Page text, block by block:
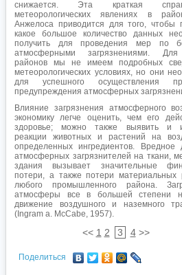
снижается. Эта краткая
метеорологических явлениях в
Анжелоса приводится для того, чтобы
какое большое количество данных
получить для проведения мер по
атмосферными загрязнениями.
районов мы не имеем подробных
метеорологических условиях, но они
для успешного осуществления
предупреждения атмосферных
Влияние загрязнения атмосферного
экономику легче оценить, чем его
здоровье; можно также выявить и
реакции животных и растений на
определенных ингредиентов. Вредное
атмосферных загрязнителей на ткани,
здания вызывает значительные
потери, а также потери материальных
любого промышленного района.
атмосферы все в большей степени
движение воздушного и наземного
(Ingram a. McCabe, 1957).
<< 1 2 3 4 >>
Поделиться